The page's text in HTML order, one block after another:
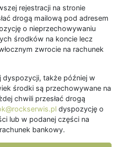
rejestracji na stronie
drogą mailową pod adresem
o nieprzechowywaniu
środków na koncie lecz
zwrocie na rachunek
dyspozycji, także później w
środki są przechowywane na
chwili przesłać drogą
dyspozycję o
lub w podanej części na
bankowy.